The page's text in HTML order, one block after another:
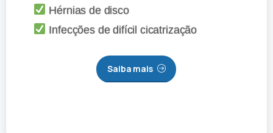
Hérnias de disco
Infecções de difícil cicatrização
Saiba mais